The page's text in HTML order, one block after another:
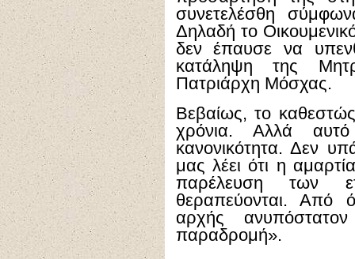
συνετελέσθη
Δηλαδή το
δεν έπαυσε να
κατάληψη της
Πατριάρχη Μόσχας.
Βεβαίως, το
χρόνια. Αλλά
κανονικότητα. Δεν
μας λέει ότι η
παρέλευση των
θεραπεύονται. Από
αρχής
παραδρομή».